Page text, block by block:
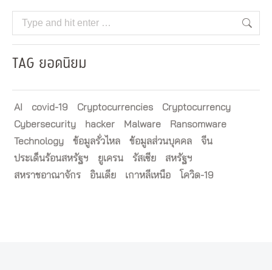
Search:
TAG ยอดนิยม
AI covid-19 Cryptocurrencies
Cryptocurrency
Cybersecurity
hacker Malware
Ransomware
Technology
ข้อมูลรั่วไหล ข้อมูลส่วนบุคคล
จีน
ประเด็นร้อนสหรัฐฯ
ยูเครน รัสเซีย
สหรัฐฯ
สหราชอาณาจักร
อินเดีย เกาหลีเหนือ โควิด-19